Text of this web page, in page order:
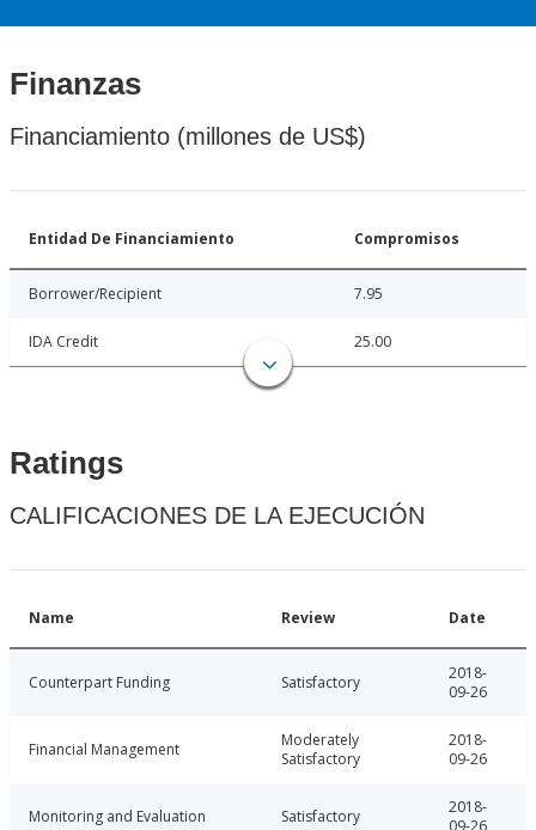
Finanzas
Financiamiento (millones de US$)
Entidad De Financiamiento Compromisos
Borrower/Recipient 7.95
IDA Credit 25.00
Ratings
CALIFICACIONES DE LA EJECUCIÓN
Name Review Date
Counterpart Funding Satisfactory
2018-
09-26
Financial Management
Moderately
Satisfactory
2018-
09-26
Monitoring and Evaluation Satisfactory
2018-